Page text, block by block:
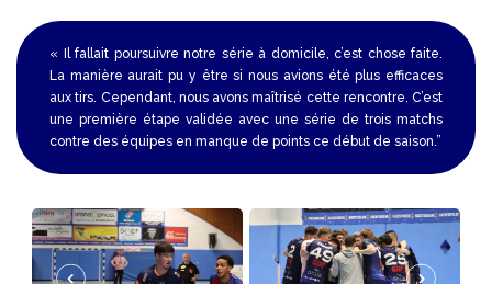
« Il fallait poursuivre notre série à domicile, c’est chose faite.
La manière aurait pu y être si nous avions été plus efficaces
aux tirs. Cependant, nous avons maîtrisé cette rencontre. C’est
une première étape validée avec une série de trois matchs
contre des équipes en manque de points ce début de saison.”